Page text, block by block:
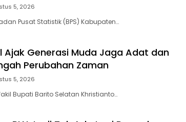
5, 2026
Pusat Statistik (BPS) Kabupaten…
Ajak Generasi Muda Jaga Adat dan
Perubahan Zaman
5, 2026
Bupati Barito Selatan Khristianto…